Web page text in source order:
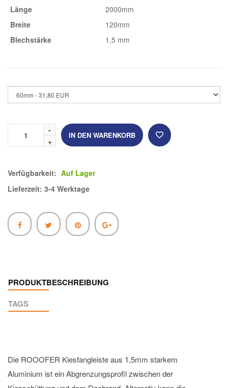
Länge
2000mm
Breite
120mm
Blechstärke
1,5 mm
IN DEN WARENKORB
Verfügbarkeit: Auf Lager
Lieferzeit: 3-4 Werktage
PRODUKTBESCHREIBUNG
TAGS
Die ROOOFER Kiesfangleiste aus 1,5mm starkem
Aluminium ist ein Abgrenzungsprofil zwischen der